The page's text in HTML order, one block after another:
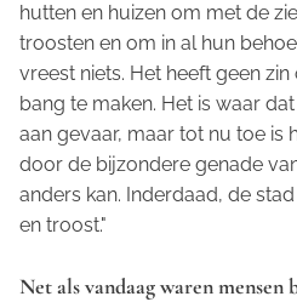
hutten en huizen om met de
troosten en om in al hun
vreest niets. Het heeft geen
bang te maken. Het is waar
aan gevaar, maar tot nu toe is
door de bijzondere genade
anders kan. Inderdaad, de
en troost."
Net als vandaag waren mensen